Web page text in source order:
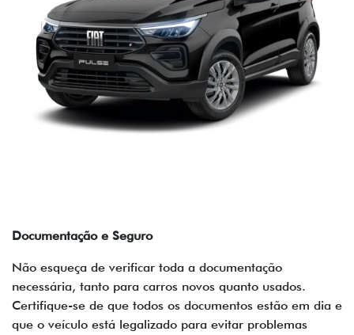
Documentação e Seguro
Não esqueça de verificar toda a documentação
necessária, tanto para carros novos quanto usados.
Certifique-se de que todos os documentos estão em dia e
que o veículo está legalizado para evitar problemas